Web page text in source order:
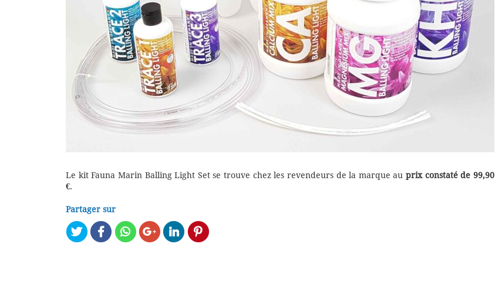
Le kit Fauna Marin Balling Light Set se trouve chez les revendeurs de la marque auprix constaté de 99,90
€.
Partager sur